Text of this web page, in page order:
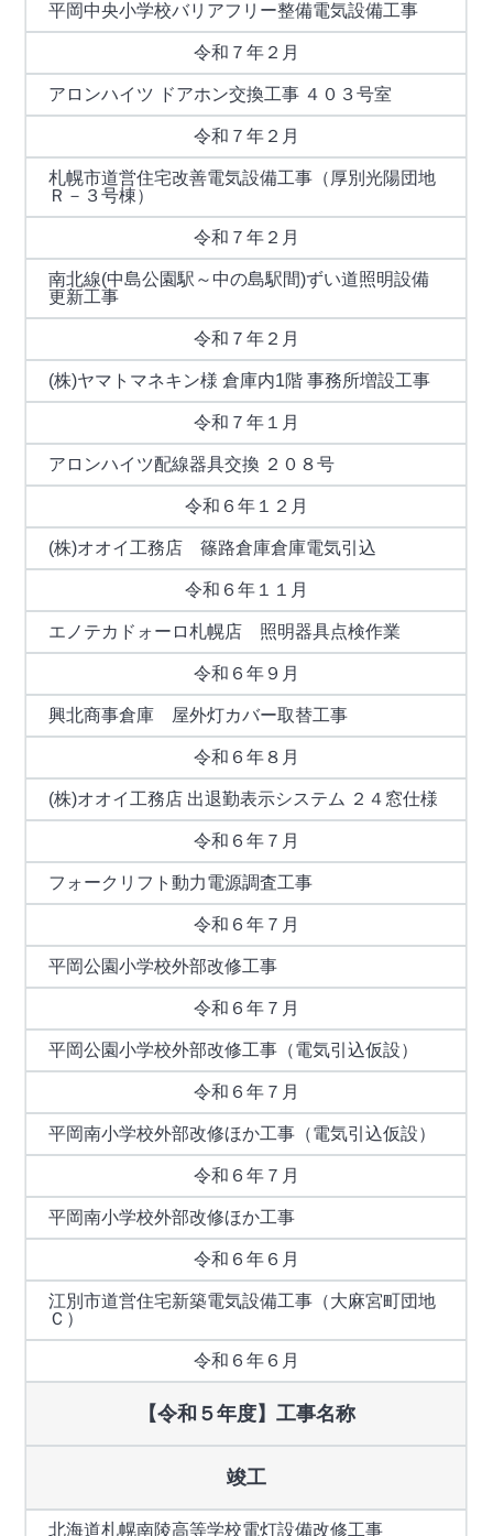
平岡中央小学校バリアフリー整備電気設備工事
令和７年２月
アロンハイツ ドアホン交換工事 ４０３号室
令和７年２月
札幌市道営住宅改善電気設備工事（厚別光陽団地
Ｒ－３号棟）
令和７年２月
南北線(中島公園駅～中の島駅間)ずい道照明設備
更新工事
令和７年２月
(株)ヤマトマネキン様 倉庫内1階 事務所増設工事
令和７年１月
アロンハイツ配線器具交換 ２０８号
令和６年１２月
(株)オオイ工務店 篠路倉庫倉庫電気引込
令和６年１１月
エノテカドォーロ札幌店 照明器具点検作業
令和６年９月
興北商事倉庫 屋外灯カバー取替工事
令和６年８月
(株)オオイ工務店 出退勤表示システム ２４窓仕様
令和６年７月
フォークリフト動力電源調査工事
令和６年７月
平岡公園小学校外部改修工事
令和６年７月
平岡公園小学校外部改修工事（電気引込仮設）
令和６年７月
平岡南小学校外部改修ほか工事（電気引込仮設）
令和６年７月
平岡南小学校外部改修ほか工事
令和６年６月
江別市道営住宅新築電気設備工事（大麻宮町団地
Ｃ）
令和６年６月
【令和５年度】工事名称
竣工
北海道札幌南陵高等学校電灯設備改修工事